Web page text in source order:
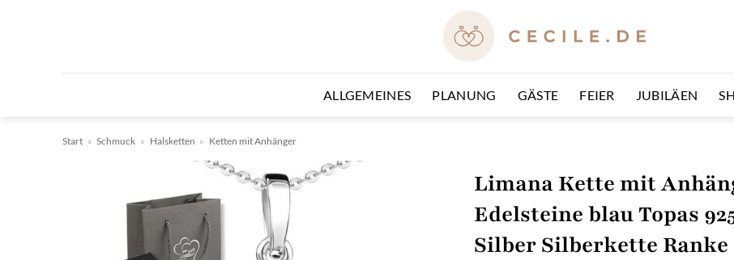
ALLGEMEINES PLANUNG GÄSTE FEIER JUBILÄEN
Start » Schmuck » Halsketten » Ketten mit Anhänger
Limana Kette mit
Edelsteine blau Topas
Silber Silberkette